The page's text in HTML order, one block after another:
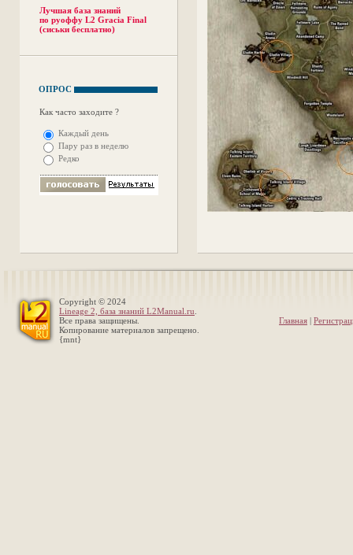
Лучшая база знаний
по руоффу L2 Gracia Final
(сиськи бесплатно)
ОПРОС
Как часто заходите ?
Каждый день
Пару раз в неделю
Редко
Copyright © 2024
Lineage 2, база знаний L2Manual.ru
Все права защищены.
Копирование материалов запрещено.
{mnt}
Главная |